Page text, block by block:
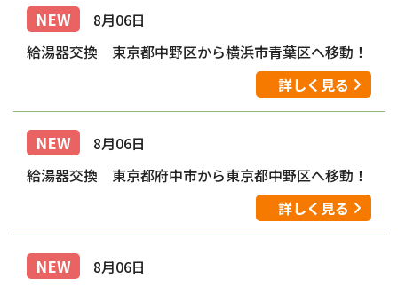
NEW
8月06日
給湯器交換 東京都中野区から横浜市青葉区へ移動！
詳しく見る
NEW
8月06日
給湯器交換 東京都府中市から東京都中野区へ移動！
詳しく見る
NEW
8月06日